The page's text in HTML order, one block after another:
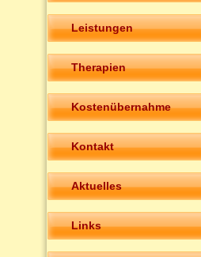
Leistungen
Therapien
Kostenübernahme
Kontakt
Aktuelles
Links